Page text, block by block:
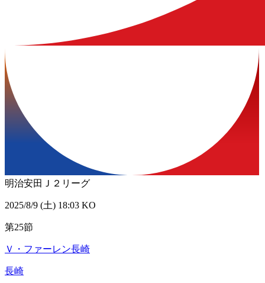
明治安田Ｊ２リーグ
2025/8/9 (土) 18:03 KO
第25節
Ｖ・ファーレン長崎
長崎